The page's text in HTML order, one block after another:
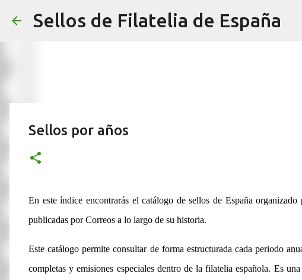
Sellos de Filatelia de España
Sellos por años
En este índice encontrarás el catálogo de sellos de España
publicadas por Correos a lo largo de su historia.
Este catálogo permite consultar de forma estructurada cada periodo
completas y emisiones especiales dentro de la filatelia española. Es